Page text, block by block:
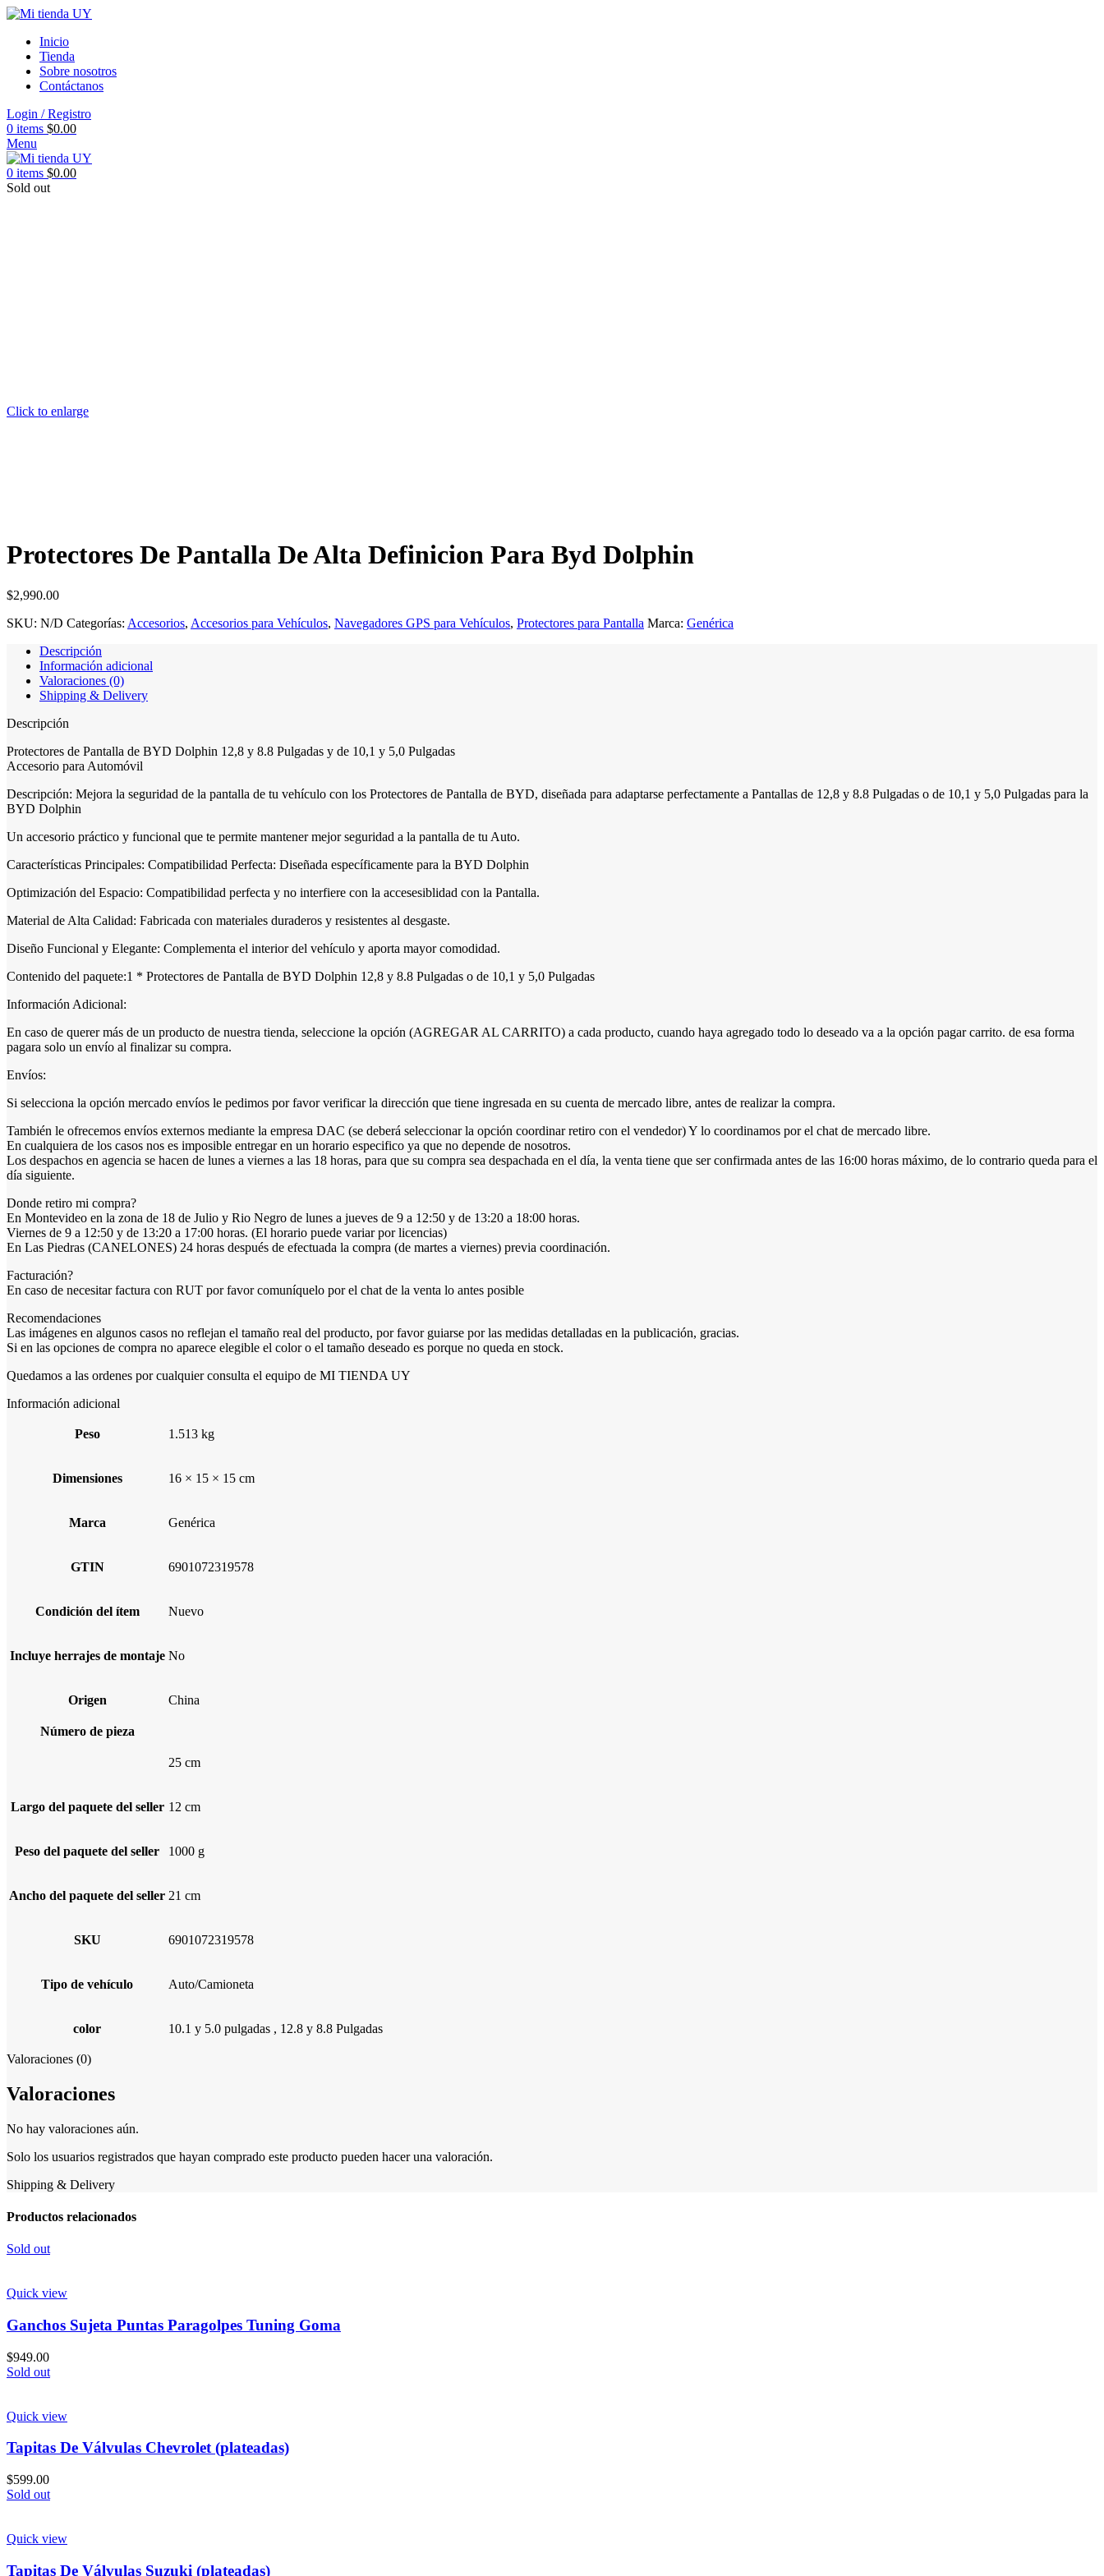
Inicio
Tienda
Sobre nosotros
Contáctanos
Login / Registro
0 items $0.00
Menu
0 items $0.00
Sold out
Click to enlarge
Protectores De Pantalla De Alta Definicion Para Byd Dolphin
$2,990.00
SKU: N/D Categorías: Accesorios, Accesorios para Vehículos, Navegadores GPS para Vehículos, Protectores para Pantalla Marca: Genérica
Descripción
Información adicional
Valoraciones (0)
Shipping & Delivery
Descripción
Protectores de Pantalla de BYD Dolphin 12,8 y 8.8 Pulgadas y de 10,1 y 5,0 Pulgadas
Accesorio para Automóvil
Descripción: Mejora la seguridad de la pantalla de tu vehículo con los Protectores de Pantalla de BYD, diseñada para adaptarse perfectamente a Pantallas de 12,8 y 8.8 Pulgadas o de 10,1 y 5,0 Pulgadas para la
BYD Dolphin
Un accesorio práctico y funcional que te permite mantener mejor seguridad a la pantalla de tu Auto.
Características Principales: Compatibilidad Perfecta: Diseñada específicamente para la BYD Dolphin
Optimización del Espacio: Compatibilidad perfecta y no interfiere con la accesesiblidad con la Pantalla.
Material de Alta Calidad: Fabricada con materiales duraderos y resistentes al desgaste.
Diseño Funcional y Elegante: Complementa el interior del vehículo y aporta mayor comodidad.
Contenido del paquete:1 * Protectores de Pantalla de BYD Dolphin 12,8 y 8.8 Pulgadas o de 10,1 y 5,0 Pulgadas
Información Adicional:
En caso de querer más de un producto de nuestra tienda, seleccione la opción (AGREGAR AL CARRITO) a cada producto, cuando haya agregado todo lo deseado va a la opción pagar carrito. de esa forma
pagara solo un envío al finalizar su compra.
Envíos:
Si selecciona la opción mercado envíos le pedimos por favor verificar la dirección que tiene ingresada en su cuenta de mercado libre, antes de realizar la compra.
También le ofrecemos envíos externos mediante la empresa DAC (se deberá seleccionar la opción coordinar retiro con el vendedor) Y lo coordinamos por el chat de mercado libre.
En cualquiera de los casos nos es imposible entregar en un horario especifico ya que no depende de nosotros.
Los despachos en agencia se hacen de lunes a viernes a las 18 horas, para que su compra sea despachada en el día, la venta tiene que ser confirmada antes de las 16:00 horas máximo, de lo contrario queda para el
día siguiente.
Donde retiro mi compra?
En Montevideo en la zona de 18 de Julio y Rio Negro de lunes a jueves de 9 a 12:50 y de 13:20 a 18:00 horas.
Viernes de 9 a 12:50 y de 13:20 a 17:00 horas. (El horario puede variar por licencias)
En Las Piedras (CANELONES) 24 horas después de efectuada la compra (de martes a viernes) previa coordinación.
Facturación?
En caso de necesitar factura con RUT por favor comuníquelo por el chat de la venta lo antes posible
Recomendaciones
Las imágenes en algunos casos no reflejan el tamaño real del producto, por favor guiarse por las medidas detalladas en la publicación, gracias.
Si en las opciones de compra no aparece elegible el color o el tamaño deseado es porque no queda en stock.
Quedamos a las ordenes por cualquier consulta el equipo de MI TIENDA UY
Información adicional
Peso 1.513 kg
Dimensiones 16 × 15 × 15 cm
Marca Genérica
GTIN 6901072319578
Condición del ítem Nuevo
Incluye herrajes de montaje No
Origen China
Número de pieza
25 cm
Largo del paquete del seller 12 cm
Peso del paquete del seller 1000 g
Ancho del paquete del seller 21 cm
SKU 6901072319578
Tipo de vehículo Auto/Camioneta
color 10.1 y 5.0 pulgadas , 12.8 y 8.8 Pulgadas
Valoraciones (0)
Valoraciones
No hay valoraciones aún.
Solo los usuarios registrados que hayan comprado este producto pueden hacer una valoración.
Shipping & Delivery
Productos relacionados
Sold out
Quick view
Ganchos Sujeta Puntas Paragolpes Tuning Goma
$949.00
Sold out
Quick view
Tapitas De Válvulas Chevrolet (plateadas)
$599.00
Sold out
Quick view
Tapitas De Válvulas Suzuki (plateadas)